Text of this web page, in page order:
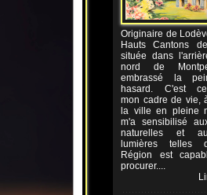
Originaire de
Hauts Cantons
située dans
nord de
embrassé la
hasard. C'est
mon cadre de vie,
la ville en pleine
m'a sensibilisé
naturelles et
lumières telles
Région est
procurer....